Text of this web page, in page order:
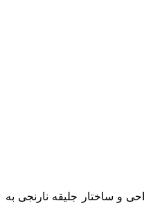
و ساختار جلیقه نارنجی به